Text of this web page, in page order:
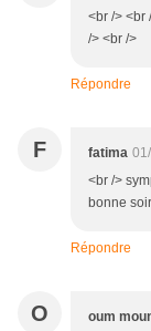
<br /> <br
/> <br />
Répondre
F fatima
<br />
bonne
Répondre
O oum